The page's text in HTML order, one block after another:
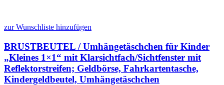
zur Wunschliste hinzufügen
BRUSTBEUTEL / Umhängetäschchen für Kinder
„Kleines 1×1“ mit Klarsichtfach/Sichtfenster mit
Reflektorstreifen; Geldbörse, Fahrkartentasche,
Kindergeldbeutel, Umhängetäschchen